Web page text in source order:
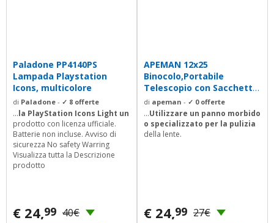
Paladone PP4140PS
Lampada Playstation
Icons, multicolore
di Paladone - ✓ 8 offerte
...la PlayStation Icons Light un
prodotto con licenza ufficiale.
Batterie non incluse. Avviso di
sicurezza No safety Warring
Visualizza tutta la Descrizione
prodotto
€ 24,99 40€
APEMAN 12x25
Binocolo,Portabile
Telescopio con Sacchetto
di Trasporto,Cinghia e...
di apeman - ✓ 0 offerte
...Utilizzare un panno morbido
o specializzato per la pulizia
della lente.
€ 24,99 27€